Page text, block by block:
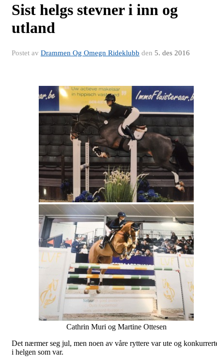
Sist helgs stevner i inn og
utland
Postet av Drammen Og Omegn Rideklubb den 5. des 2016
Cathrin Muri og Martine Ottesen
Det nærmer seg jul, men noen av våre ryttere var ute og
i helgen som var.